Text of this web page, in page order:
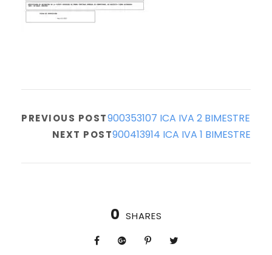
PREVIOUS POST900353107 ICA IVA 2 BIMESTRE
NEXT POST900413914 ICA IVA 1 BIMESTRE
0 SHARES